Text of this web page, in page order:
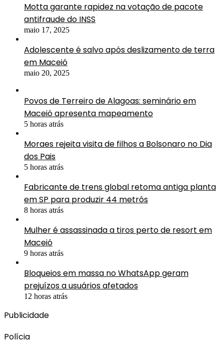
Motta garante rapidez na votação de pacote
antifraude do INSS
maio 17, 2025
Adolescente é salvo após deslizamento de terra
em Maceió
maio 20, 2025
Povos de Terreiro de Alagoas: seminário em
Maceió apresenta mapeamento
5 horas atrás
Moraes rejeita visita de filhos a Bolsonaro no Dia
dos Pais
5 horas atrás
Fabricante de trens global retoma antiga planta
em SP para produzir 44 metrôs
8 horas atrás
Mulher é assassinada a tiros perto de resort em
Maceió
9 horas atrás
Bloqueios em massa no WhatsApp geram
prejuízos a usuários afetados
12 horas atrás
Publicidade
Polícia